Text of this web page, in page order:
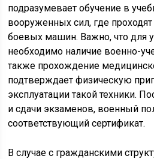
подразумевает обучение в
вооруженных сил, где
боевых машин. Важно, что для
необходимо наличие военно-
также прохождение
подтверждает физическую
эксплуатации такой техники.
и сдачи экзаменов, военный
соответствующий сертификат.
В случае с гражданскими